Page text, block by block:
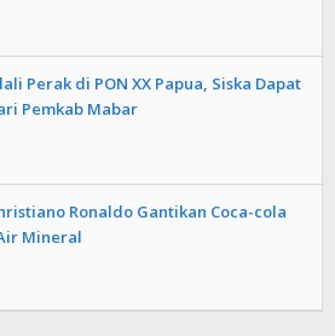
Perak di PON XX Papua, Siska Dapat
Pemkab Mabar
Ronaldo Gantikan Coca-cola
Mineral